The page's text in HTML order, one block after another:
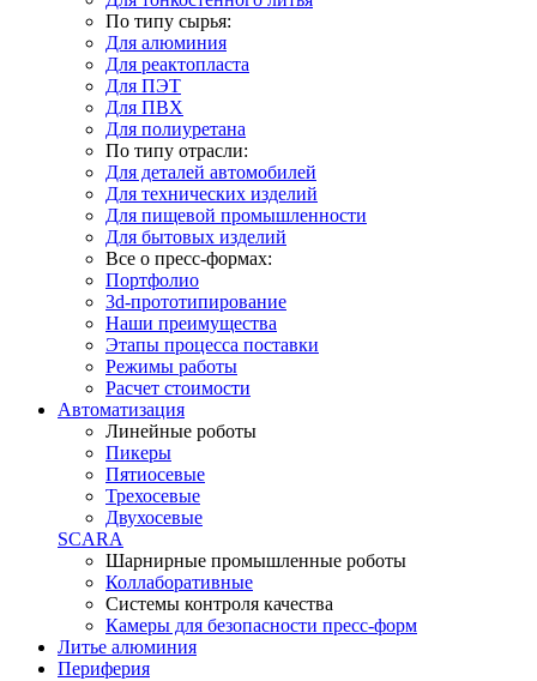
По типу сырья:
Для алюминия
Для реактопласта
Для ПЭТ
Для ПВХ
Для полиуретана
По типу отрасли:
Для деталей автомобилей
Для технических изделий
Для пищевой промышленности
Для бытовых изделий
Все о пресс-формах:
Портфолио
3d-прототипирование
Наши преимущества
Этапы процесса поставки
Режимы работы
Расчет стоимости
Автоматизация
Линейные роботы
Пикеры
Пятиосевые
Трехосевые
Двухосевые
SCARA
Шарнирные промышленные роботы
Коллаборативные
Системы контроля качества
Камеры для безопасности пресс-форм
Литье алюминия
Периферия